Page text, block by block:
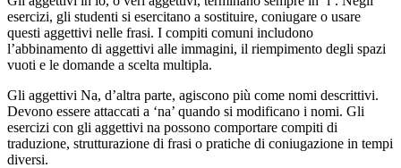
esercizi, gli studenti si esercitano a sostituire, coniugare o usare
questi aggettivi nelle frasi. I compiti comuni includono
l’abbinamento di aggettivi alle immagini, il riempimento degli spazi
vuoti e le domande a scelta multipla.
Gli aggettivi Na, d’altra parte, agiscono più come nomi descrittivi.
Devono essere attaccati a ‘na’ quando si modificano i nomi. Gli
esercizi con gli aggettivi na possono comportare compiti di
traduzione, strutturazione di frasi o pratiche di coniugazione in tempi
diversi.